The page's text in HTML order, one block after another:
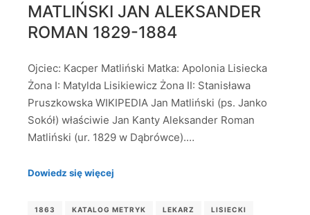
MATLIŃSKI JAN ALEKSANDER
ROMAN 1829-1884
Ojciec: Kacper Matliński Matka: Apolonia Lisiecka
Żona I: Matylda Lisikiewicz Żona II: Stanisława
Pruszkowska WIKIPEDIA Jan Matliński (ps. Janko
Sokół) właściwie Jan Kanty Aleksander Roman
Matliński (ur. 1829 w Dąbrówce).…
Dowiedz się więcej
1863 KATALOG METRYK LEKARZ LISIECKI